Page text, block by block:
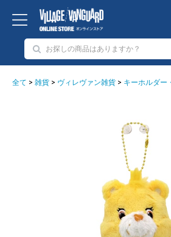
全て > 雑貨 > ヴィレヴァン雑貨 > キーホルダー